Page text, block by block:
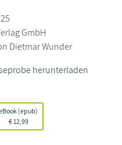
GmbH
Dietmar Wunder
herunterladen
(epub)
€12,99